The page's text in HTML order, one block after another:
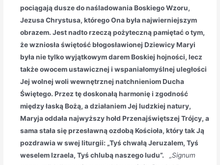
pociągają dusze do naśladowania Boskiego Wzoru,
Jezusa Chrystusa, którego Ona była najwierniejszym
obrazem. Jest nadto rzeczą pożyteczną pamiętać o tym,
że wzniosła świętość błogosławionej Dziewicy Maryi
była nie tylko wyjątkowym darem Boskiej hojności, lecz
także owocem ustawicznej i wspaniałomyślnej uległości
Jej wolnej woli wewnętrznej natchnieniom Ducha
Świętego. Przez tę doskonałą harmonię i zgodność
między łaską Bożą, a działaniem Jej ludzkiej natury,
Maryja oddała najwyższy hołd Przenajświętszej Trójcy, a
sama stała się przesławną ozdobą Kościoła, który tak Ją
pozdrawia w swej liturgii: „Tyś chwałą Jeruzalem, Tyś
weselem Izraela, Tyś chlubą naszego ludu”.
„Signum